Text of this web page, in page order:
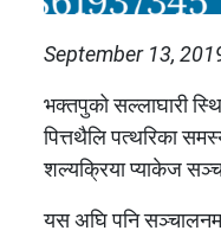
September 13,
भक्तपुको सल्लाघारी
पित्तथैलि पत्थरिका
शल्यक्रिया प्याकेज
यस अघि पनि